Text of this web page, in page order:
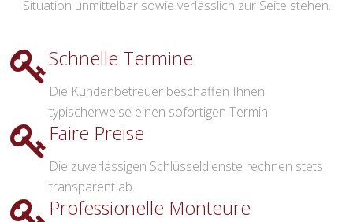
Situation unmittelbar sowie verlässlich zur Seite stehen.
Schnelle Termine
Die Kundenbetreuer beschaffen Ihnen
typischerweise einen sofortigen Termin.
Faire Preise
Die zuverlässigen Schlüsseldienste rechnen stets
transparent ab.
Professionelle Monteure